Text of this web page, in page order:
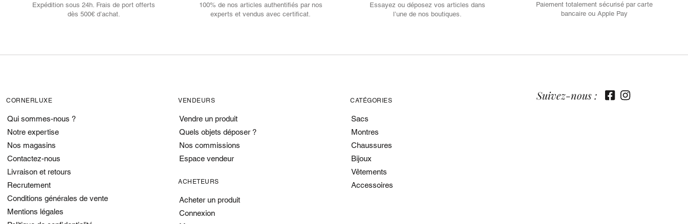
Expédition sous 24h. Frais de port offerts
dès 500€ d’achat.
100% de nos articles authentifiés par nos
experts et vendus avec certificat.
Essayez ou déposez vos articles dans
l’une de nos boutiques.
Paiement totalement sécurisé par carte
bancaire ou Apple Pay
CORNERLUXE
Qui sommes-nous ?
Notre expertise
Nos magasins
Contactez-nous
Livraison et retours
Recrutement
Conditions générales de vente
Mentions légales
VENDEURS
Vendre un produit
Quels objets déposer ?
Nos commissions
Espace vendeur
ACHETEURS
Acheter un produit
Connexion
CATÉGORIES
Sacs
Montres
Chaussures
Bijoux
Vêtements
Accessoires
Suivez-nous :